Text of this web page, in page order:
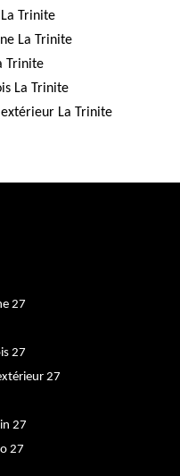
Trinite
La Trinite
Trinite
La Trinite
La Trinite
27
27
27
27
27